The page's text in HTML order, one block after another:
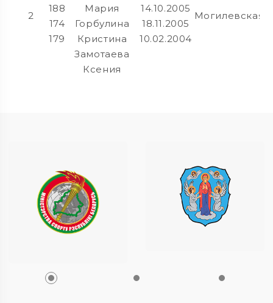
2
188
174
179
Мария
Горбулина
Кристина
Замотаева
Ксения
14.10.2005
18.11.2005
10.02.2004
Могилевская